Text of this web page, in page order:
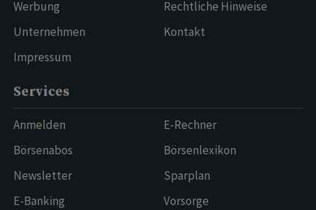
Werbung
Unternehmen
Impressum
Rechtliche Hinweise
Kontakt
Services
Anmelden
Börsenabos
Newsletter
E-Banking
E-Rechner
Börsenlexikon
Sparplan
Vorsorge